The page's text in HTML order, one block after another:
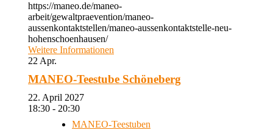
https://maneo.de/maneo-
arbeit/gewaltpraevention/maneo-
aussenkontaktstellen/maneo-aussenkontaktstelle-neu-
hohenschoenhausen/
Weitere Informationen
22 Apr.
MANEO-Teestube Schöneberg
22. April 2027
18:30 - 20:30
MANEO-Teestuben